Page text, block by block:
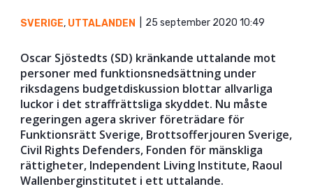
SVERIGE, UTTALANDEN 25 september 2020 10:49
Oscar Sjöstedts (SD) kränkande uttalande mot
personer med funktionsnedsättning under
riksdagens budgetdiskussion blottar allvarliga
luckor i det straffrättsliga skyddet. Nu måste
regeringen agera skriver företrädare för
Funktionsrätt Sverige, Brottsofferjouren Sverige,
Civil Rights Defenders, Fonden för mänskliga
rättigheter, Independent Living Institute, Raoul
Wallenberginstitutet i ett uttalande.